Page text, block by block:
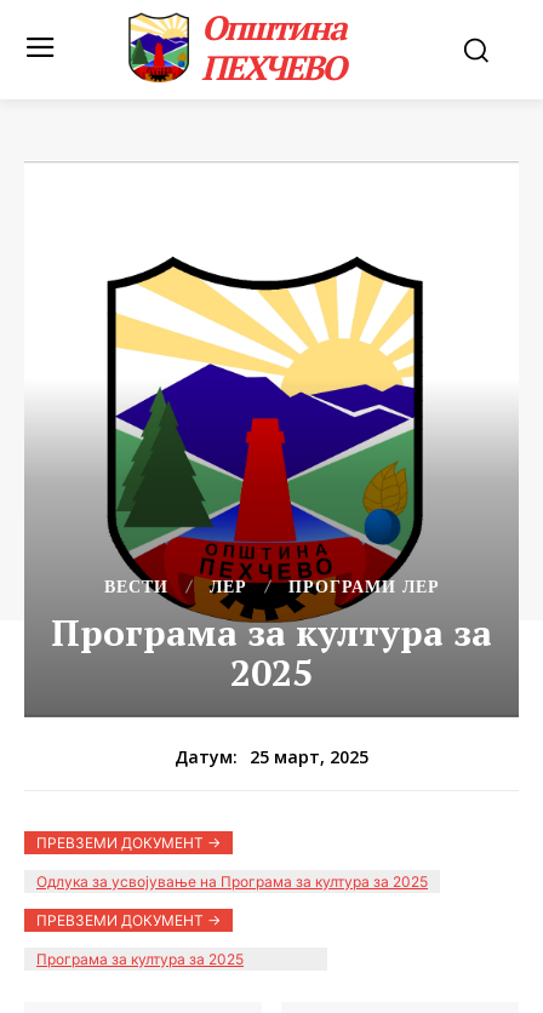
Општина
ПЕХЧЕВО
ВЕСТИ ЛЕР ПРОГРАМИ ЛЕР
Програма за култура за
2025
Датум: 25 март, 2025
ПРЕВЗЕМИ ДОКУМЕНТ ->
Одлука за усвојување на Програма за култура за 2025
ПРЕВЗЕМИ ДОКУМЕНТ ->
Програма за култура за 2025